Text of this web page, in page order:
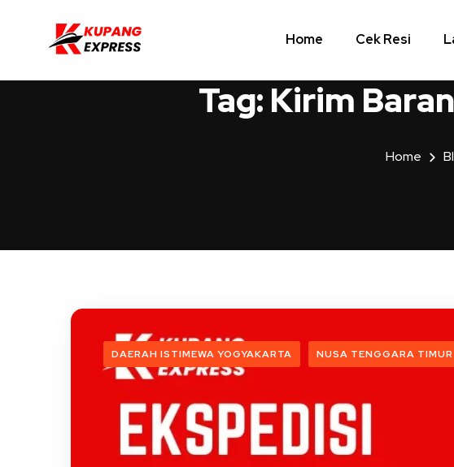
Home Cek Resi
Tag: Kirim
Home
DAERAH ISTIMEWA YOGYAKARTA NUSA TENGGARA TIMUR